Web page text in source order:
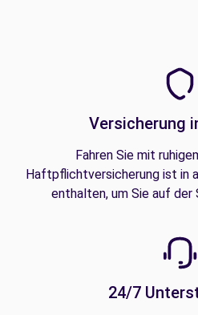
Versicherung
Fahren Sie mit
Haftpflichtversicherung ist in
enthalten, um Sie auf der
24/7